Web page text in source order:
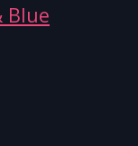
Blue